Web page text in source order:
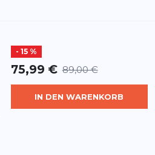
- 15 %
75,99 € 89,00 €
IN DEN WARENKORB